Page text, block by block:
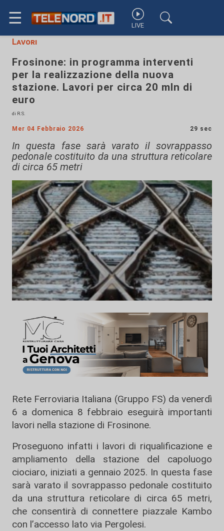
☰ LIVE
Lavori
Frosinone: in programma interventi
per la realizzazione della nuova
stazione. Lavori per circa 20 mln di
euro
di R.S.
Mer 04 Febbraio 2026 29 sec
In questa fase sarà varato il sovrappasso
pedonale costituito da una struttura reticolare
di circa 65 metri
Rete Ferroviaria Italiana (Gruppo FS) da venerdì
6 a domenica 8 febbraio eseguirà importanti
lavori nella stazione di Frosinone.
Proseguono infatti i lavori di riqualificazione e
ampliamento della stazione del capoluogo
ciociaro, iniziati a gennaio 2025. In questa fase
sarà varato il sovrappasso pedonale costituito
da una struttura reticolare di circa 65 metri,
che consentirà di connettere piazzale Kambo
con l’accesso lato via Pergolesi.